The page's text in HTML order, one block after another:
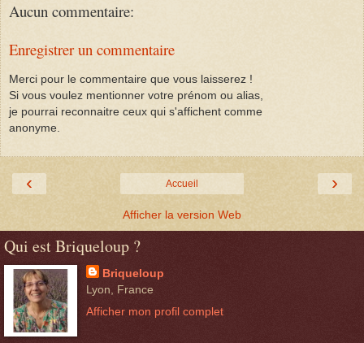
Aucun commentaire:
Enregistrer un commentaire
Merci pour le commentaire que vous laisserez !
Si vous voulez mentionner votre prénom ou alias,
je pourrai reconnaitre ceux qui s'affichent comme
anonyme.
‹ ›
Accueil
Afficher la version Web
Qui est Briqueloup ?
Briqueloup
Lyon, France
Afficher mon profil complet